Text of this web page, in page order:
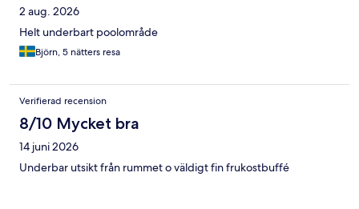
2 aug. 2026
Helt underbart poolområde
Björn, 5 nätters resa
Verifierad recension
8/10 Mycket bra
14 juni 2026
Underbar utsikt från rummet o väldigt fin frukostbuffé